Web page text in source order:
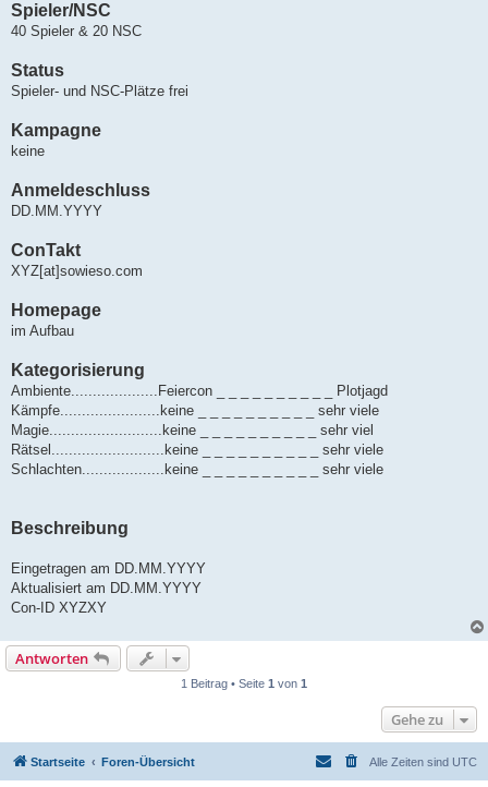
Spieler/NSC
40 Spieler & 20 NSC
Status
Spieler- und NSC-Plätze frei
Kampagne
keine
Anmeldeschluss
DD.MM.YYYY
ConTakt
XYZ[at]sowieso.com
Homepage
im Aufbau
Kategorisierung
Ambiente....................Feiercon _ _ _ _ _ _ _ _ _ _ Plotjagd
Kämpfe.......................keine _ _ _ _ _ _ _ _ _ _ sehr viele
Magie..........................keine _ _ _ _ _ _ _ _ _ _ sehr viel
Rätsel..........................keine _ _ _ _ _ _ _ _ _ _ sehr viele
Schlachten...................keine _ _ _ _ _ _ _ _ _ _ sehr viele
Beschreibung
Eingetragen am DD.MM.YYYY
Aktualisiert am DD.MM.YYYY
Con-ID XYZXY
Antworten
1 Beitrag • Seite 1 von 1
Gehe zu
Startseite Foren-Übersicht Alle Zeiten sind UTC